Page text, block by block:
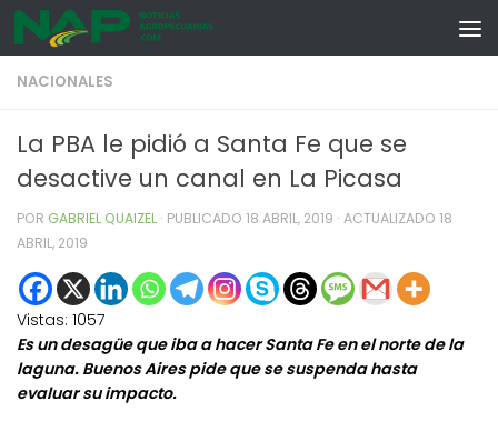
Skip to content
NACIONALES
La PBA le pidió a Santa Fe que se
desactive un canal en La Picasa
POR GABRIEL QUAIZEL · PUBLICADO 18 ABRIL, 2019 · ACTUALIZADO 18
ABRIL, 2019
Vistas: 1057
Es un desagüe que iba a hacer Santa Fe en el norte de la
laguna. Buenos Aires pide que se suspenda hasta
evaluar su impacto.